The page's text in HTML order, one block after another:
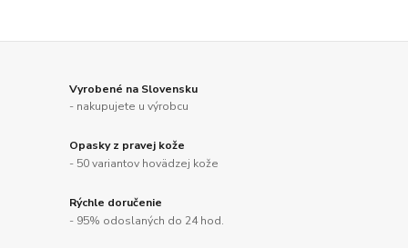
Vyrobené na Slovensku
- nakupujete u výrobcu
Opasky z pravej kože
- 50 variantov hovädzej kože
Rýchle doručenie
- 95% odoslaných do 24 hod.